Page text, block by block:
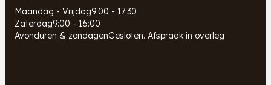
Maandag - Vrijdag9:00 - 17:30
Zaterdag9:00 - 16:00
Avonduren & zondagenGesloten. Afspraak in overleg